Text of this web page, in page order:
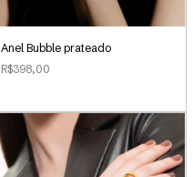
Anel Bubble prateado
R$398,00